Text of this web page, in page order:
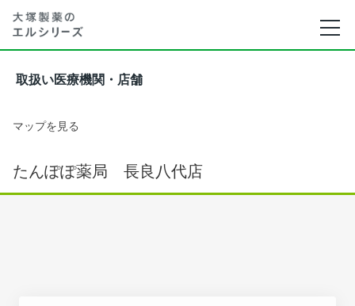
取扱い医療機関・店舗
マップを見る
たんぽぽ薬局 長良八代店